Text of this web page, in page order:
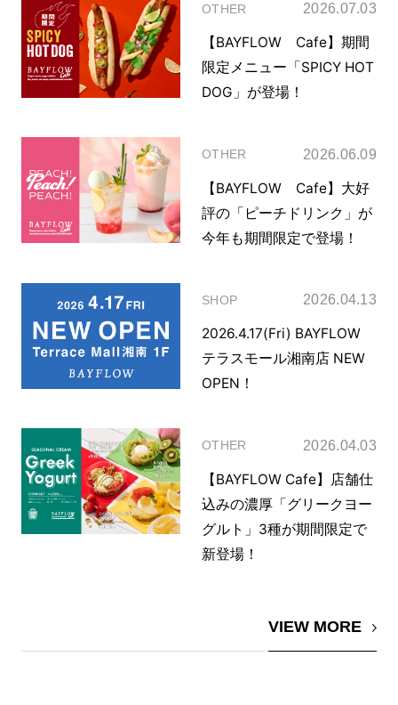
OTHER 2026.07.03
【BAYFLOW Cafe】期間
限定メニュー「SPICY HOT
DOG」が登場！
OTHER 2026.06.09
【BAYFLOW Cafe】大好
評の「ピーチドリンク」が
今年も期間限定で登場！
SHOP 2026.04.13
2026.4.17(Fri) BAYFLOW
テラスモール湘南店 NEW
OPEN！
OTHER 2026.04.03
【BAYFLOW Cafe】店舗仕
込みの濃厚「グリークヨー
グルト」3種が期間限定で
新登場！
VIEW MORE